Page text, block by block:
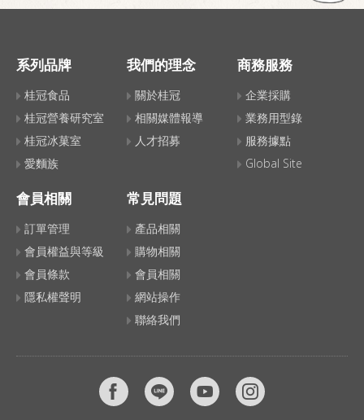
系列品牌
桂冠食品
桂冠營養研究室
桂冠冰菓室
愛麵族
我們的理念
關於桂冠
相關媒體報導
人才招募
商務服務
企業採購
業務用型錄
服務據點
Global Site
會員相關
訂單管理
會員權益與等級
會員條款
隱私權聲明
常見問題
產品相關
購物相關
會員相關
網站操作
聯絡我們